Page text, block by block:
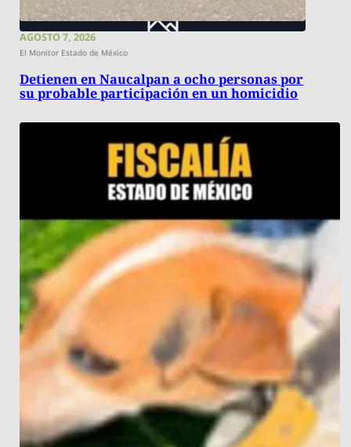
AGOSTO 7, 2026
El Monitor Estado de México
Detienen en Naucalpan a ocho personas por
su probable participación en un homicidio